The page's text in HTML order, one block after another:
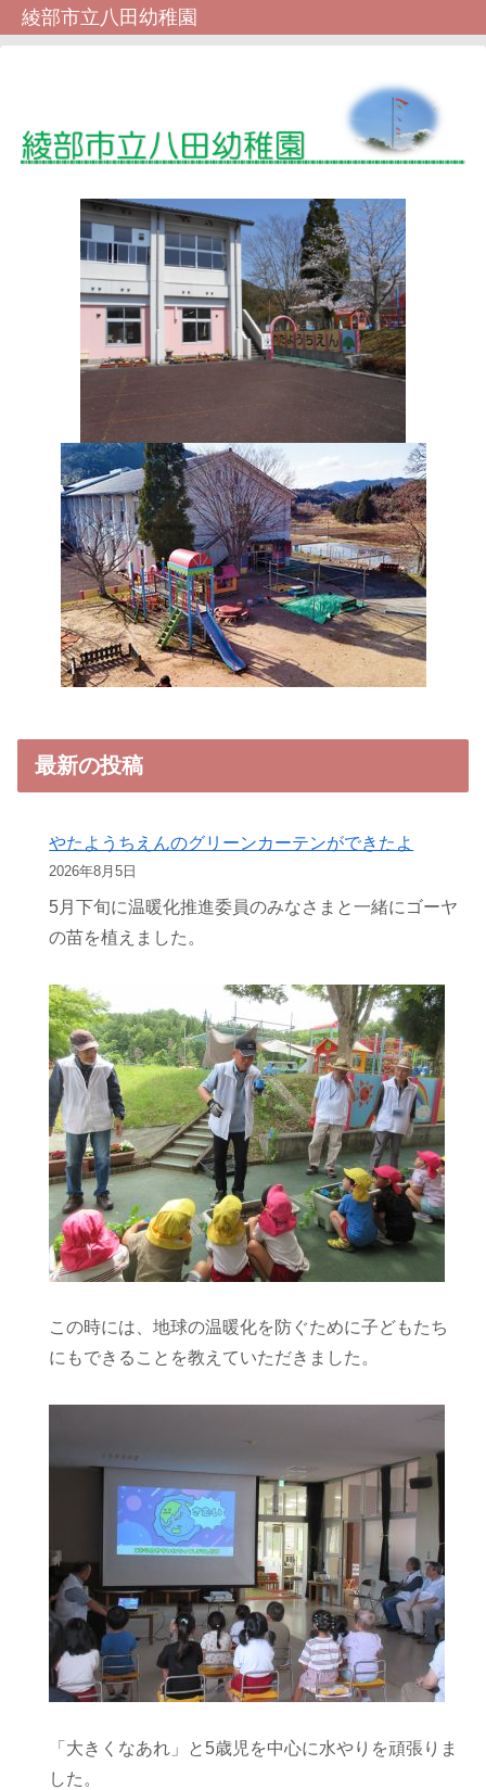
綾部市立八田幼稚園
最新の投稿
やたようちえんのグリーンカーテンができたよ
2026年8月5日
5月下旬に温暖化推進委員のみなさまと一緒にゴーヤ
の苗を植えました。
この時には、地球の温暖化を防ぐために子どもたち
にもできることを教えていただきました。
「大きくなあれ」と5歳児を中心に水やりを頑張りま
した。